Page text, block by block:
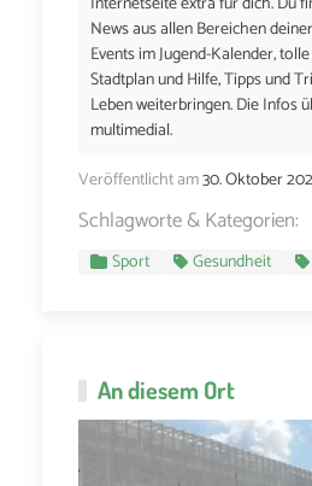
News aus allen Bereichen
Events im Jugend-Kalender,
Stadtplan und Hilfe, Tipps und
Leben weiterbringen. Die Infos
multimedial.
Veröffentlicht am30. Oktober
Schlagworte & Kategorien:
Sport Gesundheit
An diesem Ort